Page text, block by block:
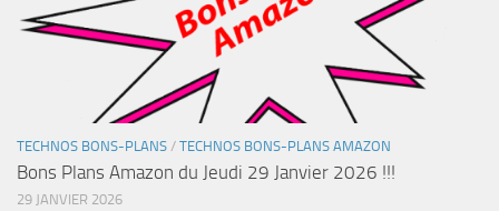
TECHNOS BONS-PLANS / TECHNOS BONS-PLANS AMAZON
Bons Plans Amazon du Jeudi 29 Janvier 2026 !!!
29 JANVIER 2026